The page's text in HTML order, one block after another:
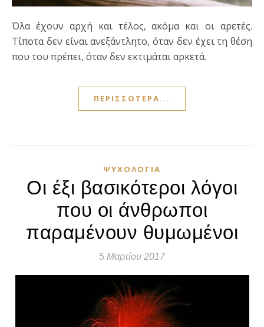
Όλα έχουν αρχή και τέλος, ακόμα και οι αρετές.
Τίποτα δεν είναι ανεξάντλητο, όταν δεν έχει τη θέση
που του πρέπει, όταν δεν εκτιμάται αρκετά.
ΠΕΡΙΣΣΌΤΕΡΑ...
ΨΥΧΟΛΟΓΊΑ
Οι έξι βασικότεροι λόγοι
που οι άνθρωποι
παραμένουν θυμωμένοι
5 Μαρτίου 2017